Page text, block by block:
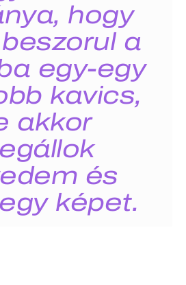
hogy
a
egy-egy
kavics,
akkor
és
képet.